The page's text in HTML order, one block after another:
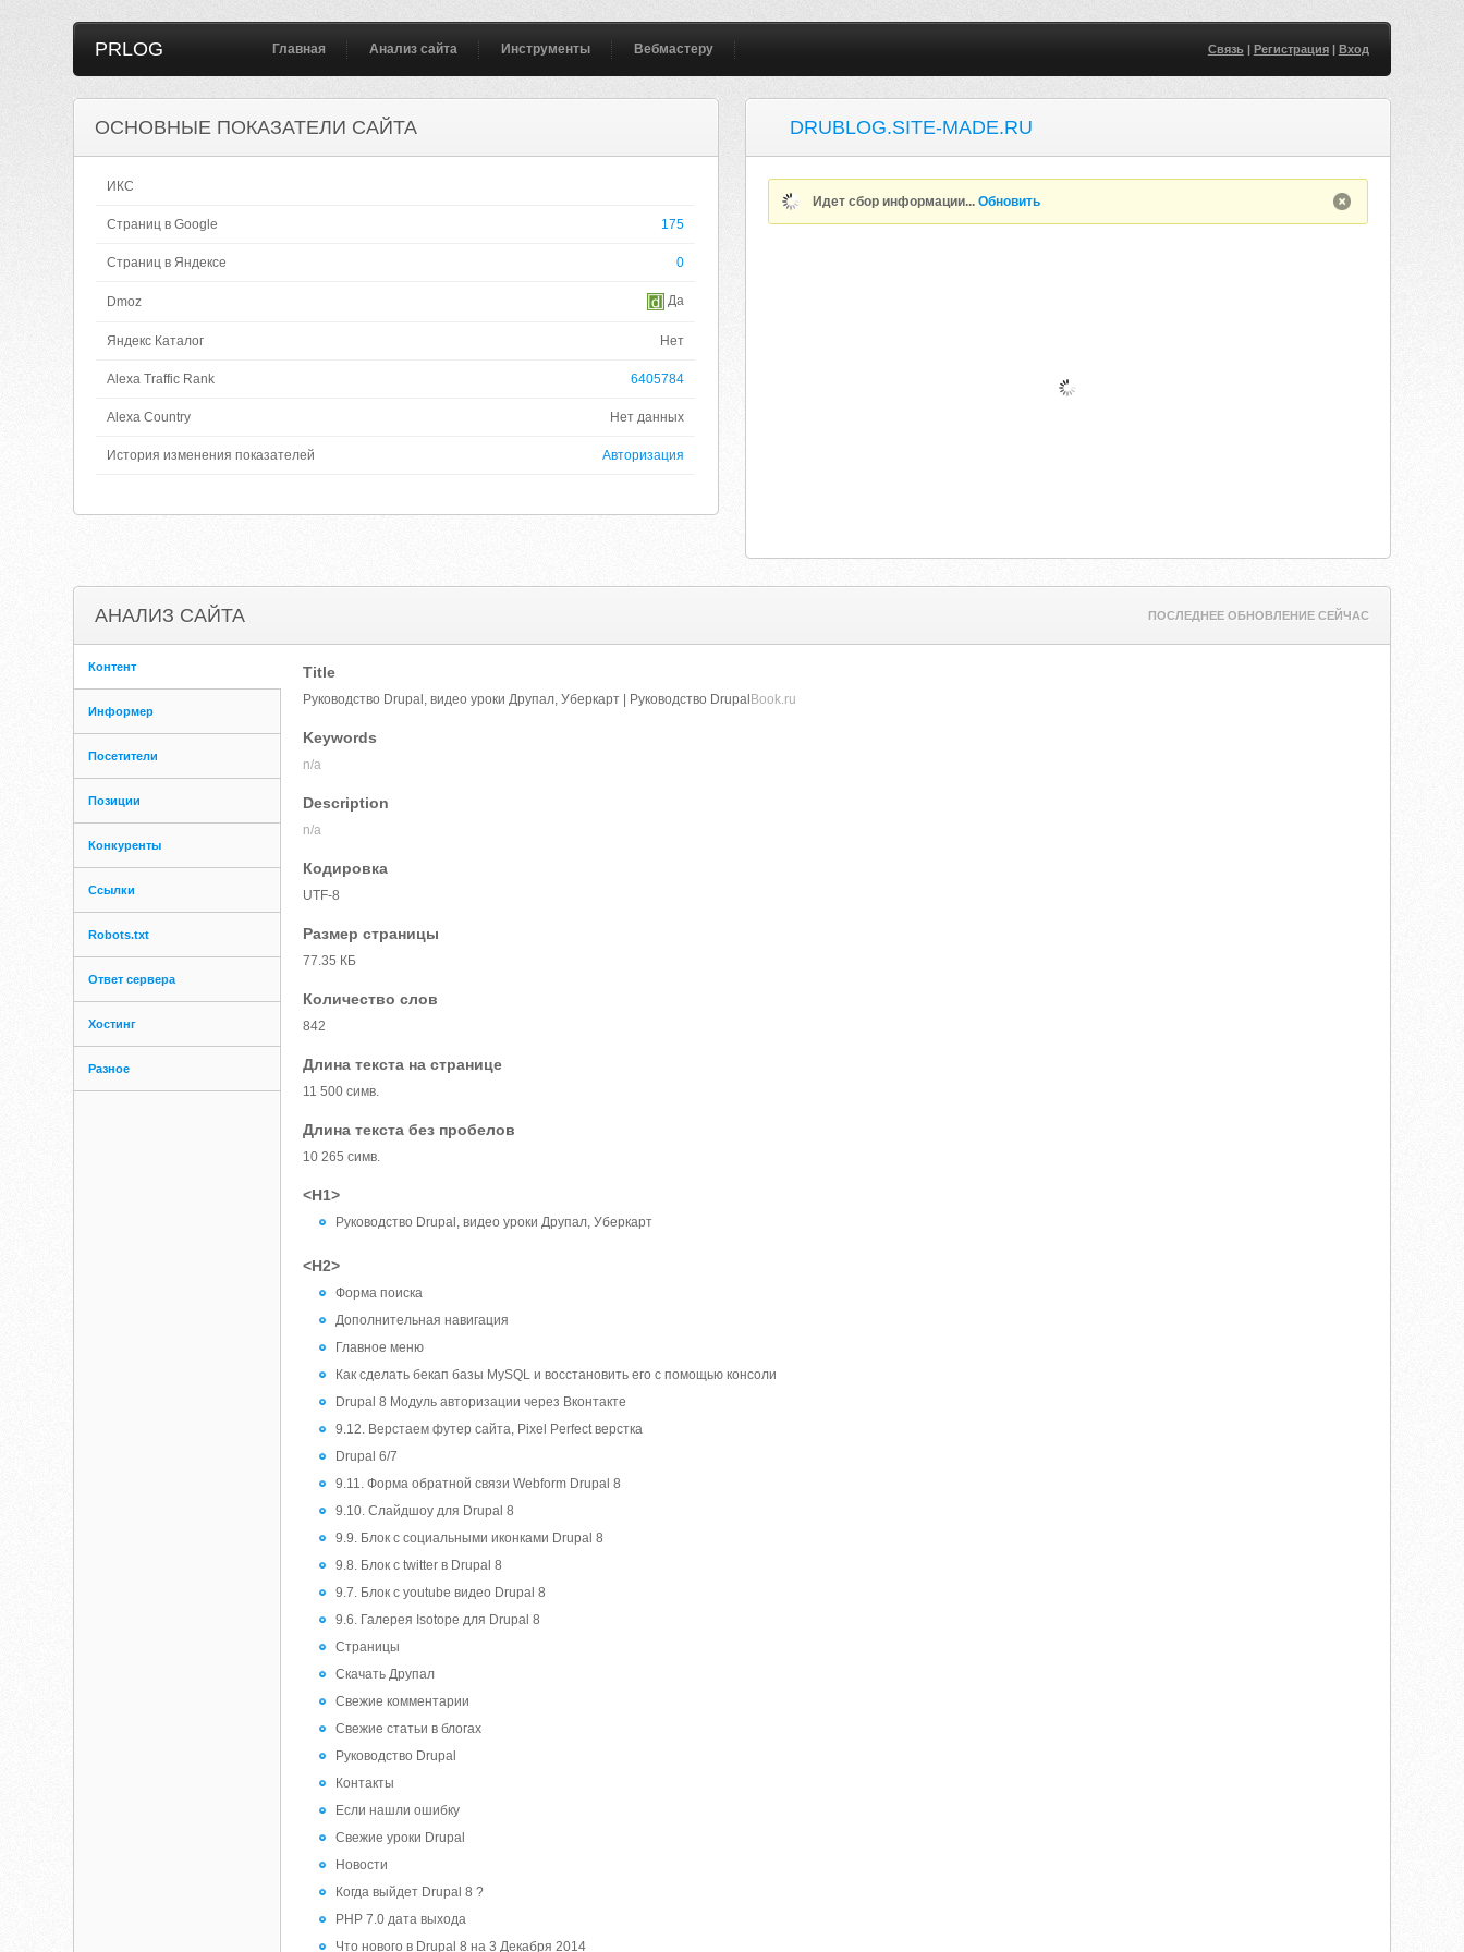
PRLOG Главная Анализ сайта Инструменты Вебмастеру Связь| Регистрация| Вход
ОСНОВНЫЕ ПОКАЗАТЕЛИ САЙТА
ИКС
Страниц в Google 175
Страниц в Яндексе 0
Dmoz Да
Яндекс Каталог Нет
Alexa Traffic Rank 6405784
Alexa Country Нет данных
История изменения показателей Авторизация
DRUBLOG.SITE-MADE.RU
Идет сбор информации...Обновить
АНАЛИЗ САЙТА ПОСЛЕДНЕЕ ОБНОВЛЕНИЕ СЕЙЧАС
Контент
Информер
Посетители
Позиции
Конкуренты
Ссылки
Robots.txt
Ответ сервера
Хостинг
Разное
Title
Руководство Drupal, видео уроки Друпал, Уберкарт | Руководство Drupal Book.ru
Keywords
n/a
Description
n/a
Кодировка
UTF-8
Размер страницы
77.35 КБ
Количество слов
842
Длина текста на странице
11 500 симв.
Длина текста без пробелов
10 265 симв.
<H1>
Руководство Drupal, видео уроки Друпал, Уберкарт
<H2>
Форма поиска
Дополнительная навигация
Главное меню
Как сделать бекап базы MySQL и восстановить его с помощью консоли
Drupal 8 Модуль авторизации через Вконтакте
9.12. Верстаем футер сайта, Pixel Perfect верстка
Drupal 6/7
9.11. Форма обратной связи Webform Drupal 8
9.10. Слайдшоу для Drupal 8
9.9. Блок с социальными иконками Drupal 8
9.8. Блок с twitter в Drupal 8
9.7. Блок с youtube видео Drupal 8
9.6. Галерея Isotope для Drupal 8
Страницы
Скачать Друпал
Свежие комментарии
Свежие статьи в блогах
Руководство Drupal
Контакты
Если нашли ошибку
Свежие уроки Drupal
Новости
Когда выйдет Drupal 8 ?
PHP 7.0 дата выхода
Что нового в Drupal 8 на 3 Декабря 2014